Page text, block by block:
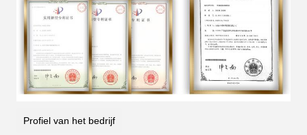
Profiel van het bedrijf